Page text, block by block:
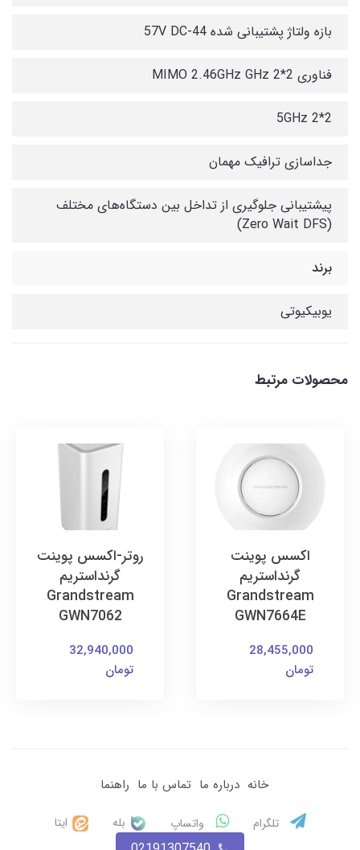
بازه ولتاژ پشتیبانی شده 44-57V DC
فناوری MIMO 2.46GHz GHz 2*2
5GHz 2*2
جداسازی ترافیک مهمان
پیشتیبانی جلوگیری از تداخل بین دستگاه‌های مختلف
(Zero Wait DFS)
برند
یوبیکیوتی
محصولات مرتبط
اکسس پوینت
گرنداستریم
Grandstream
GWN7664E
28,455,000
تومان
روتر-اکسس پوینت
گرنداستریم
Grandstream
GWN7062
32,940,000
تومان
خانه درباره ما تماس با ما راهنما
تلگرام واتساپ بله ایتا